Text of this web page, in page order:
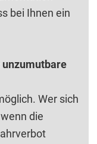
bei Ihnen ein
unzumutbare
Wer sich
die